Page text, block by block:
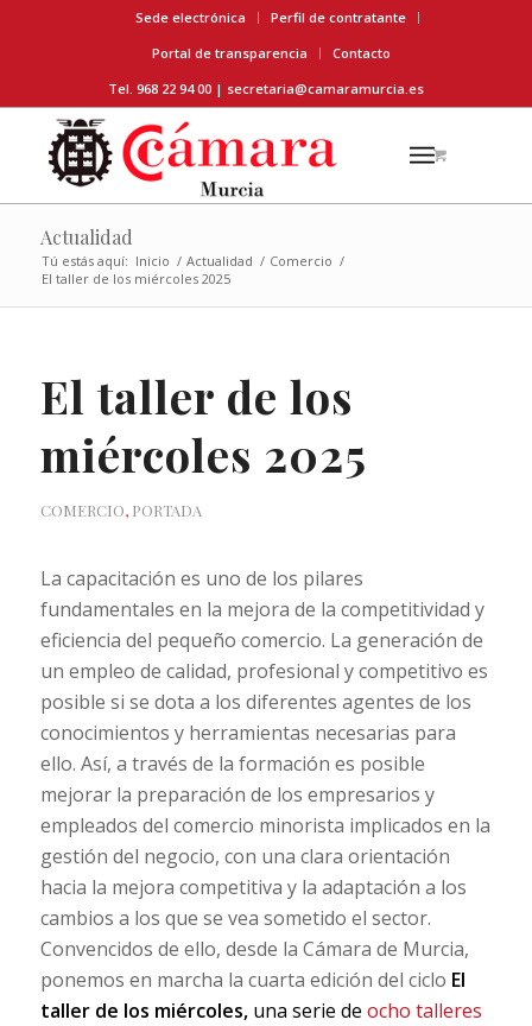
Sede electrónica
Perfil de contratante
Portal de transparencia
Contacto
Tel. 968 22 94 00 | secretaria@camaramurcia.es
Actualidad
Tú estás aquí: Inicio / Actualidad / Comercio /
El taller de los miércoles 2025
El taller de los
miércoles 2025
COMERCIO, PORTADA
La capacitación es uno de los pilares
fundamentales en la mejora de la competitividad y
eficiencia del pequeño comercio. La generación de
un empleo de calidad, profesional y competitivo es
posible si se dota a los diferentes agentes de los
conocimientos y herramientas necesarias para
ello. Así, a través de la formación es posible
mejorar la preparación de los empresarios y
empleados del comercio minorista implicados en la
gestión del negocio, con una clara orientación
hacia la mejora competitiva y la adaptación a los
cambios a los que se vea sometido el sector.
Convencidos de ello, desde la Cámara de Murcia,
ponemos en marcha la cuarta edición del ciclo El
taller de los miércoles,una serie de ocho talleres